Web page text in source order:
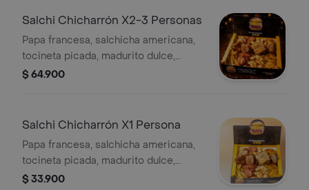
Salchi Chicharrón X2-3 Personas
Papa francesa, salchicha americana,
tocineta picada, madurito dulce,
cubos de queso frito, salsa de queso
$ 64.900
Salchi Chicharrón X1 Persona
Papa francesa, salchicha americana,
tocineta picada, madurito dulce,
cubos de queso frito, salsa de queso
$ 33.900